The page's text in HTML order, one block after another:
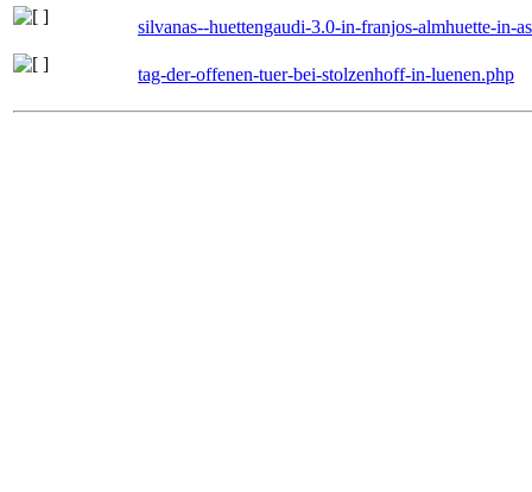
silvanas--huettengaudi-3.0-in-franjos-almhuette-in-
tag-der-offenen-tuer-bei-stolzenhoff-in-luenen.php